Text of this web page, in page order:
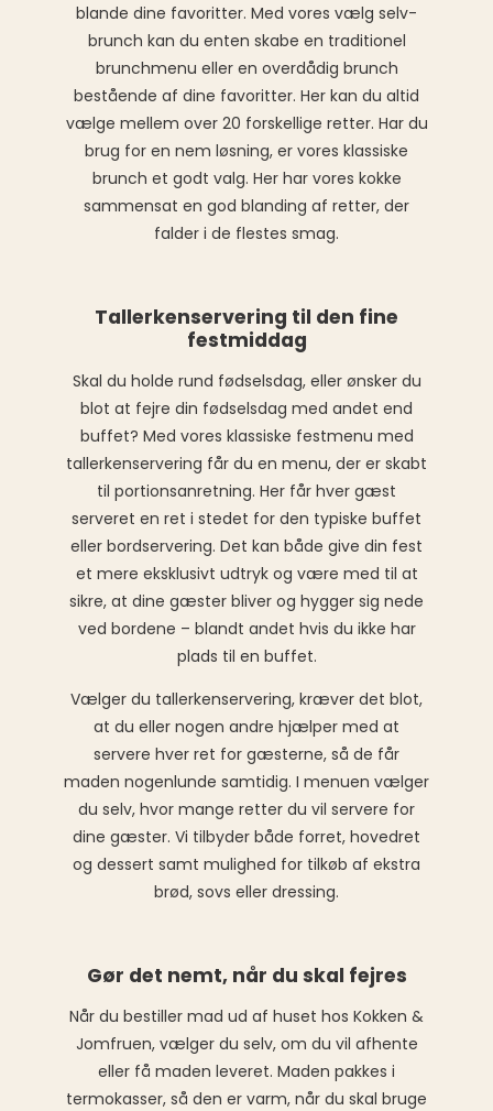
blande dine favoritter. Med vores vælg selv-
brunch kan du enten skabe en traditionel
brunchmenu eller en overdådig brunch
bestående af dine favoritter. Her kan du altid
vælge mellem over 20 forskellige retter. Har du
brug for en nem løsning, er vores klassiske
brunch et godt valg. Her har vores kokke
sammensat en god blanding af retter, der
falder i de flestes smag.
Tallerkenservering til den fine
festmiddag
Skal du holde rund fødselsdag, eller ønsker du
blot at fejre din fødselsdag med andet end
buffet? Med vores klassiske festmenu med
tallerkenservering får du en menu, der er skabt
til portionsanretning. Her får hver gæst
serveret en ret i stedet for den typiske buffet
eller bordservering. Det kan både give din fest
et mere eksklusivt udtryk og være med til at
sikre, at dine gæster bliver og hygger sig nede
ved bordene – blandt andet hvis du ikke har
plads til en buffet.
Vælger du tallerkenservering, kræver det blot,
at du eller nogen andre hjælper med at
servere hver ret for gæsterne, så de får
maden nogenlunde samtidig. I menuen vælger
du selv, hvor mange retter du vil servere for
dine gæster. Vi tilbyder både forret, hovedret
og dessert samt mulighed for tilkøb af ekstra
brød, sovs eller dressing.
Gør det nemt, når du skal fejres
Når du bestiller mad ud af huset hos Kokken &
Jomfruen, vælger du selv, om du vil afhente
eller få maden leveret. Maden pakkes i
termokasser, så den er varm, når du skal bruge